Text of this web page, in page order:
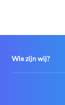
Wie zijn wij?